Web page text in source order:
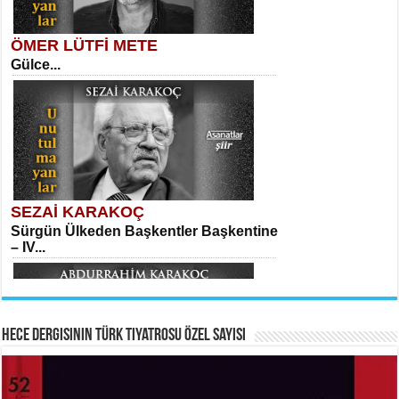
MEHMET TAŞTAN
Vagon’da Bir Şairle...
SITKI CANEY
Oruçla Devrim ve Özgürlüğe…...
Sibel Orhan
İki Kırık Boşluk...
Meral Yağmur
Eski Bir Şiir...
ÖMER LÜTFİ METE
Gülce...
SEZAİ KARAKOÇ
Sürgün Ülkeden Başkentler Başkentine
– IV...
ABDURRAHİM KARAKOÇ
Hece Dergisinin Türk Tiyatrosu Özel Sayısı